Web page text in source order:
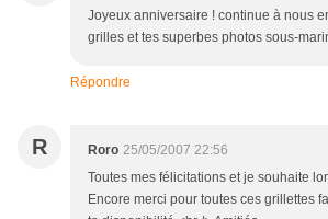
Joyeux anniversaire ! continue à nous
grilles et tes superbes photos sous-
Répondre
R Roro 25/05/2007 22:56
Toutes mes félicitations et je souhaite
Encore merci pour toutes ces grillettes